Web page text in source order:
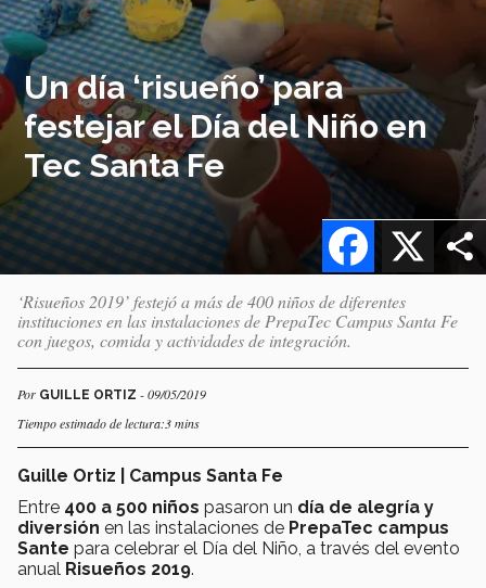
Un día ‘risueño’ para
festejar el Día del Niño en
Tec Santa Fe
X
Facebook
‘Risueños 2019’ festejó a más de 400 niños de diferentes
instituciones en las instalaciones de PrepaTec Campus Santa Fe
con juegos, comida y actividades de integración.
Por GUILLE ORTIZ - 09/05/2019
Tiempo estimado de lectura:3 mins
Guille Ortiz | Campus Santa Fe
Entre 400 a 500 niños pasaron un día de alegría y
diversión en las instalaciones de PrepaTec campus
Sante para celebrar el Día del Niño, a través del evento
anual Risueños 2019.